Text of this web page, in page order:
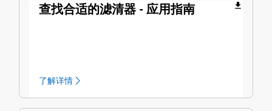
查找合适的滤清器 - 应用指南 file_download
了解详情